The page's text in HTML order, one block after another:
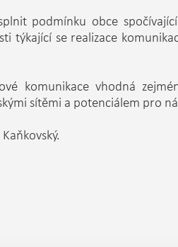
podmínku obce
týkající se realizace
komunikace vhodná
sítěmi a potenciálem pro